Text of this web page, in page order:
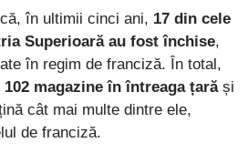
în ultimii cinci ani, 17 din cele
Superioară au fost închise,
în regim de franciză. În total,
magazine în întreaga țarăși
cât mai multe dintre ele,
de franciză.